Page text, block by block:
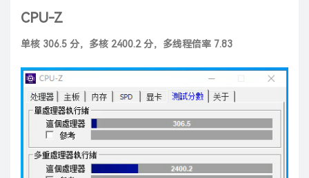
CPU-Z
单核 306.5 分，多核 2400.2 分，多线程倍率 7.83